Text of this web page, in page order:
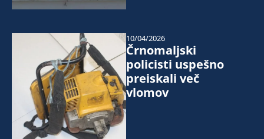
Črnomaljski
policisti uspešno
preiskali več
vlomov
10/04/2026